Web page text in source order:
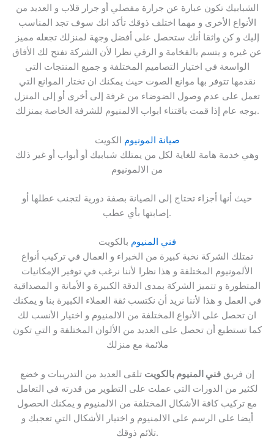
الشبابيك تكون عبارة عن جرارة مفصلي أو جرار قلاب و العديد من
الأنواع الأخرى و مهما اختلف ذوقك تأكد انك سوف تجد المناسب
إليك و كن واثقا أنك ستحصل على أفضل وجهة لمنزلك تجعله مميز
عن غيره و يتسم بالفخامة و الرقي نظرا لأن الشركة تفتح لك الأفاق
الواسعة في اختيار التصاميم المختلفة و جميع المنتجات التي
نقدمها تتوفر بها موانع الصوت حيث يمكنك ان تختار الموانع التي
تعمل على عدم وصول الضوضاء من غرفة إلى أخرى أو إلى المنزل
بوجه عام إذا قمت باقتناء ابواب الالمنيوم للشرفة الخاصة بمنزلك.
صيانة المونيوم الكويت
وهي خدمة هامة للغاية لكل من يمتلك شبابيك أو أبواب أو غير ذلك
من الالمونيوم
حيث أنها أجزاء تحتاج إلى الصيانة بصفة دورية لتجنب عطلها أو
إصابتها بأي عطب.
فني المنيوم بالكويت
تمتلك الشركة نخبة كبيرة من الخبراء و العمال في تركيب أنواع
الألمونيوم المختلفة و هذا نظرا لأننا نرغب في توفير الإمكانيات
المتطورة و تتميز الشركة بمدى الدقة الكبيرة و الأمانة و المصداقية
في العمل و هذا لأننا نريد أن نكتسب ثقة العملاء الكبيرة بنا و يمكنك
ان تحصل على الأنواع المختلفة من الالمنيوم و اختيار الأنسب لك
كما تستطيع أن تحصل على العديد من الألوان المختلفة و التي تكون
ملائمة مع منزلك
إن فريقفني المنيوم بالكويت تلقى العديد من التدريبات و خضع
لكثير من الدورات التي عملت على التطوير من قدرته في التعامل
مع تركيب كافة الأشكال المختلفة من الالمنيوم و يمكنك الحصول
أيضا على الرسم على الالمنيوم و اختيار الأشكال التي تعجبك و
تلائم ذوقك.